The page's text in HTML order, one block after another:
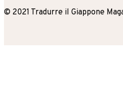
© 2021 Tradurre il Giappone